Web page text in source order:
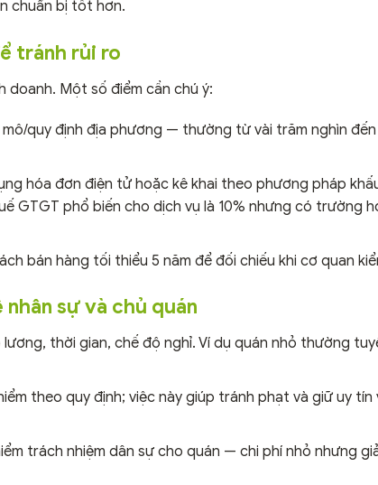
chuẩn bị tốt hơn.
tránh rủi ro
doanh. Một số điểm cần chú ý:
quy định địa phương — thường từ vài trăm nghìn
hóa đơn điện tử hoặc kê khai theo phương pháp
GTGT phổ biến cho dịch vụ là 10% nhưng có trường
bán hàng tối thiểu 5 năm để đối chiếu khi cơ quan
sự và chủ quán
thời gian, chế độ nghỉ. Ví dụ quán nhỏ thường
theo quy định; việc này giúp tránh phạt và giữ uy tín
trách nhiệm dân sự cho quán — chi phí nhỏ nhưng